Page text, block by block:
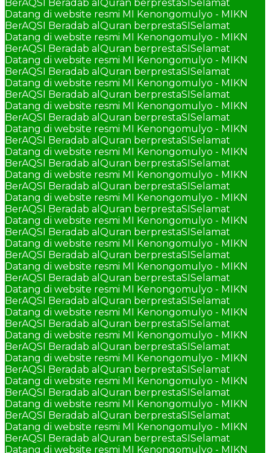
BerAQSI Beradab alQuran berprestaSISelamat
Datang di website resmi MI Kenongomulyo - MIKN
BerAQSI Beradab alQuran berprestaSISelamat
Datang di website resmi MI Kenongomulyo - MIKN
BerAQSI Beradab alQuran berprestaSISelamat
Datang di website resmi MI Kenongomulyo - MIKN
BerAQSI Beradab alQuran berprestaSISelamat
Datang di website resmi MI Kenongomulyo - MIKN
BerAQSI Beradab alQuran berprestaSISelamat
Datang di website resmi MI Kenongomulyo - MIKN
BerAQSI Beradab alQuran berprestaSISelamat
Datang di website resmi MI Kenongomulyo - MIKN
BerAQSI Beradab alQuran berprestaSISelamat
Datang di website resmi MI Kenongomulyo - MIKN
BerAQSI Beradab alQuran berprestaSISelamat
Datang di website resmi MI Kenongomulyo - MIKN
BerAQSI Beradab alQuran berprestaSISelamat
Datang di website resmi MI Kenongomulyo - MIKN
BerAQSI Beradab alQuran berprestaSISelamat
Datang di website resmi MI Kenongomulyo - MIKN
BerAQSI Beradab alQuran berprestaSISelamat
Datang di website resmi MI Kenongomulyo - MIKN
BerAQSI Beradab alQuran berprestaSISelamat
Datang di website resmi MI Kenongomulyo - MIKN
BerAQSI Beradab alQuran berprestaSISelamat
Datang di website resmi MI Kenongomulyo - MIKN
BerAQSI Beradab alQuran berprestaSISelamat
Datang di website resmi MI Kenongomulyo - MIKN
BerAQSI Beradab alQuran berprestaSISelamat
Datang di website resmi MI Kenongomulyo - MIKN
BerAQSI Beradab alQuran berprestaSISelamat
Datang di website resmi MI Kenongomulyo - MIKN
BerAQSI Beradab alQuran berprestaSISelamat
Datang di website resmi MI Kenongomulyo - MIKN
BerAQSI Beradab alQuran berprestaSISelamat
Datang di website resmi MI Kenongomulyo - MIKN
BerAQSI Beradab alQuran berprestaSISelamat
Datang di website resmi MI Kenongomulyo - MIKN
BerAQSI Beradab alQuran berprestaSISelamat
Datang di website resmi MI Kenongomulyo - MIKN